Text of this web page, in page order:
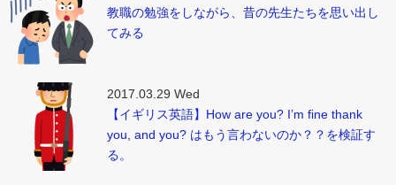
教職の勉強をしながら、昔の先生たちを思い出し
てみる
2017.03.29 Wed
【イギリス英語】How are you? I’m fine thank
you, and you? はもう言わないのか？？を検証す
る。